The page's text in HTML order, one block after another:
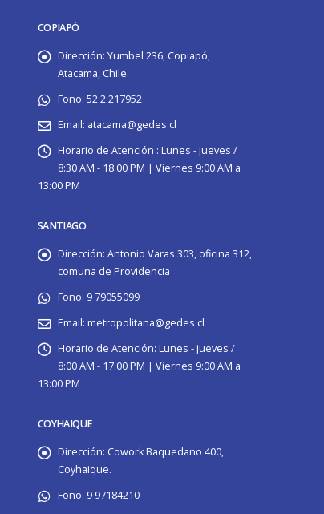
COPIAPÓ
Dirección: Yumbel 236, Copiapó,
Atacama, Chile.
Fono: 52 2 217952
Email: atacama@gedes.cl
Horario de Atención : Lunes - jueves /
8:30 AM - 18:00 PM | Viernes 9:00 AM a
13:00 PM
SANTIAGO
Dirección: Antonio Varas 303, oficina 312,
comuna de Providencia
Fono: 9 79055099
Email: metropolitana@gedes.cl
Horario de Atención: Lunes - jueves /
8:00 AM - 17:00 PM | Viernes 9:00 AM a
13:00 PM
COYHAIQUE
Dirección: Cowork Baquedano 400,
Coyhaique.
Fono: 9 97184210